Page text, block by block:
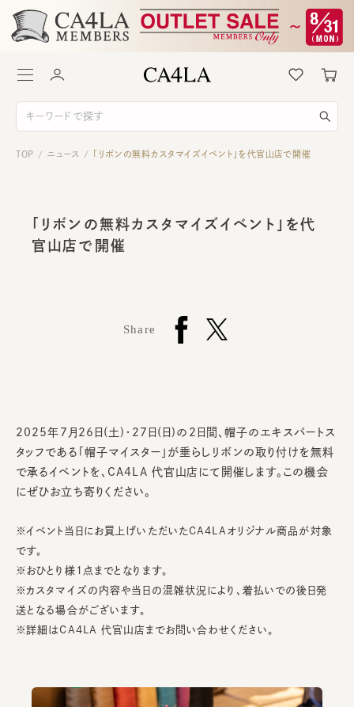
TOP / ニュース / 「リボンの無料カスタマイズイベント」を代官山店で開催
「リボンの無料カスタマイズイベント」を代
官山店で開催
Share
2025年7月26日(土)・27日(日)の2日間、帽子のエキスパートス
タッフである「帽子マイスター」が垂らしリボンの取り付けを無料
で承るイベントを、CA4LA 代官山店にて開催します。この機会
にぜひお立ち寄りください。
※イベント当日にお買上げいただいたCA4LAオリジナル商品が対象
です。
※おひとり様1点までとなります。
※カスタマイズの内容や当日の混雑状況により、着払いでの後日発
送となる場合がございます。
※詳細はCA4LA 代官山店までお問い合わせください。